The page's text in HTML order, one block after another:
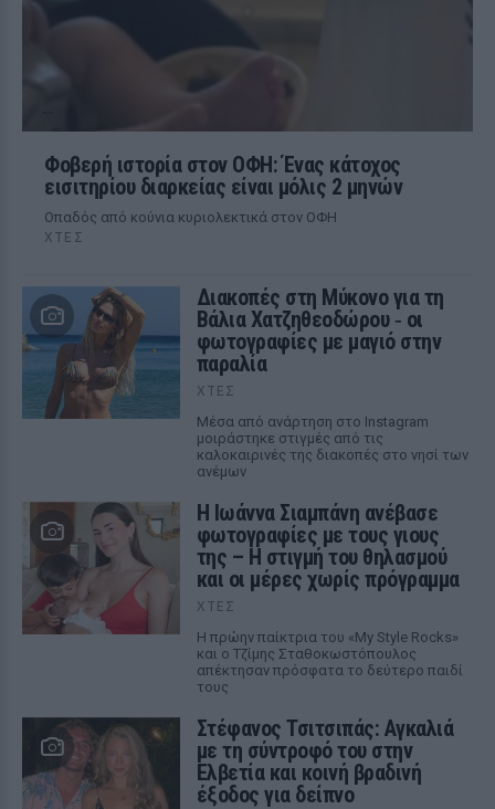
Φοβερή ιστορία στον ΟΦΗ: Ένας κάτοχος
εισιτηρίου διαρκείας είναι μόλις 2 μηνών
Οπαδός από κούνια κυριολεκτικά στον ΟΦΗ
ΧΤΕΣ
Διακοπές στη Μύκονο για τη
Βάλια Χατζηθεοδώρου ‑ οι
φωτογραφίες με μαγιό στην
παραλία
ΧΤΕΣ
Μέσα από ανάρτηση στο Instagram
μοιράστηκε στιγμές από τις
καλοκαιρινές της διακοπές στο νησί των
ανέμων
H Ιωάννα Σιαμπάνη ανέβασε
φωτογραφίες με τους γιους
της – Η στιγμή του θηλασμού
και οι μέρες χωρίς πρόγραμμα
ΧΤΕΣ
Η πρώην παίκτρια του «My Style Rocks»
και ο Τζίμης Σταθοκωστόπουλος
απέκτησαν πρόσφατα το δεύτερο παιδί
τους
Στέφανος Τσιτσιπάς: Αγκαλιά
με τη σύντροφό του στην
Ελβετία και κοινή βραδινή
έξοδος για δείπνο